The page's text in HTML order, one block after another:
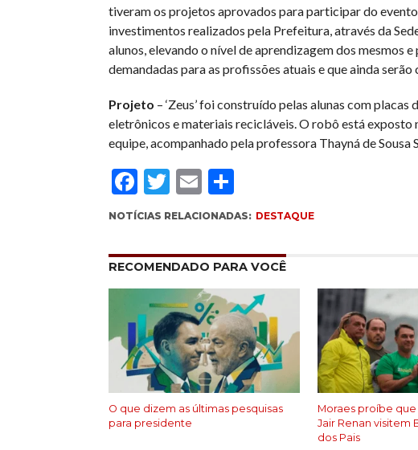
tiveram os projetos aprovados para participar do
investimentos realizados pela Prefeitura, através da
alunos, elevando o nível de aprendizagem dos mesmos
demandadas para as profissões atuais e que ainda serão
Projeto – ‘Zeus’ foi construído pelas alunas com
eletrônicos e materiais recicláveis. O robô está exposto
equipe, acompanhado pela professora Thayná de Sousa
Facebook
Twitter
EmailCompartilhar
NOTÍCIAS RELACIONADAS: DESTAQUE
RECOMENDADO PARA VOCÊ
O que dizem as últimas pesquisas
para presidente
Moraes proíbe que
Jair Renan visitem
dos Pais